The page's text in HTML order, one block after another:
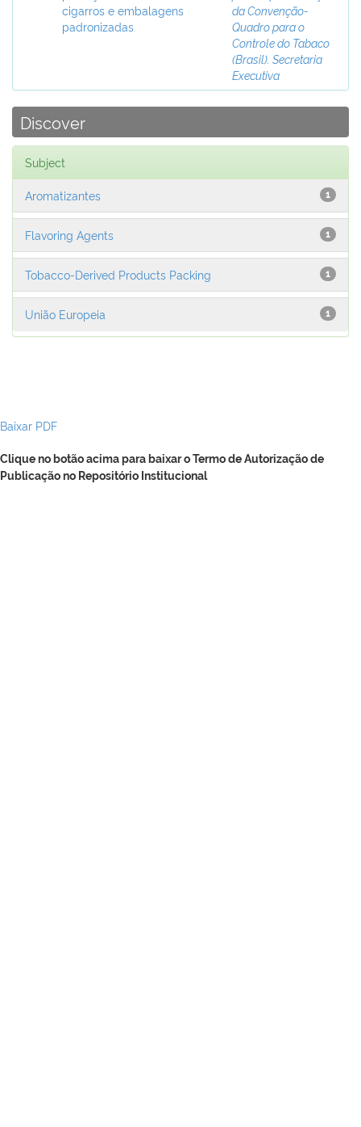
cigarros e embalagens
padronizadas
da Convenção-
Quadro para o
Controle do Tabaco
(Brasil). Secretaria
Executiva
Discover
Subject
1
Aromatizantes
1
Flavoring Agents
1
Tobacco-Derived Products Packing
1
União Europeia
Baixar PDF
Clique no botão acima para baixar o Termo de Autorização de
Publicação no Repositório Institucional